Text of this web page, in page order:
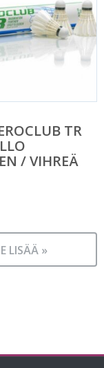
TR
/ VIHREÄ
LISÄÄ »